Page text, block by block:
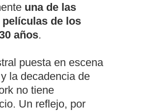
una de las
de los
años.
puesta en escena
la decadencia de
no tiene
Un reflejo, por